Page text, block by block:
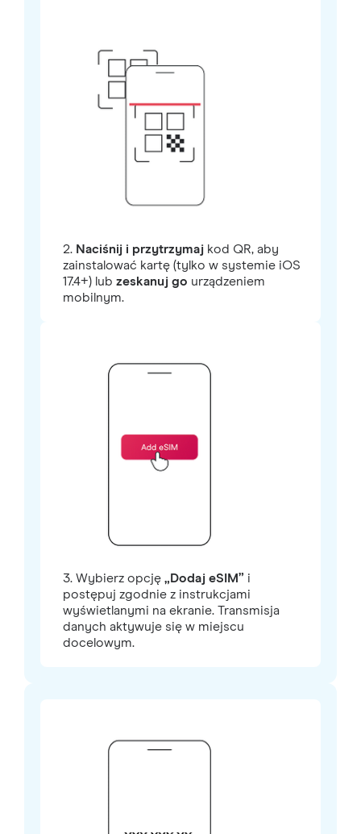
2. Naciśnij i przytrzymajkod QR, aby
zainstalować kartę (tylko w systemie iOS
17.4+) lub zeskanuj go urządzeniem
mobilnym.
3. Wybierz opcję „Dodaj eSIM” i
postępuj zgodnie z instrukcjami
wyświetlanymi na ekranie. Transmisja
danych aktywuje się w miejscu
docelowym.